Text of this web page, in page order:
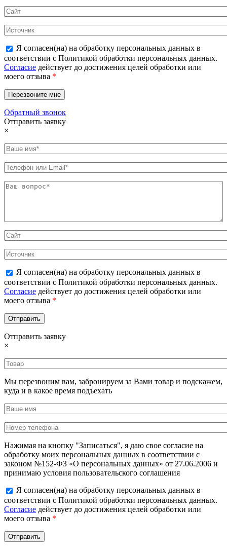
Я согласен(на) на обработку персональных данных в
соответствии с Политикой обработки персональных данных.
Согласие действует до достижения целей обработки или
моего отзыва *
Обратный звонок
Отправить заявку
×
Я согласен(на) на обработку персональных данных в
соответствии с Политикой обработки персональных данных.
Согласие действует до достижения целей обработки или
моего отзыва *
Отправить заявку
×
Мы перезвоним вам, забронируем за Вами товар и подскажем,
куда и в какое время подъехать
Нажимая на кнопку "Записаться", я даю свое согласие на
обработку моих персональных данных в соответствии с
законом №152-ФЗ «О персональных данных» от 27.06.2006 и
принимаю условия пользовательского соглашения
Я согласен(на) на обработку персональных данных в
соответствии с Политикой обработки персональных данных.
Согласие действует до достижения целей обработки или
моего отзыва *